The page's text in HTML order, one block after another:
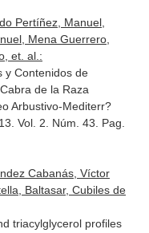
Pertíñez, Manuel,
Mena Guerrero,
et. al.:
y Contenidos de
de la Raza
Arbustivo-Mediterr?
Vol. 2. Núm. 43. Pag.
Cabanás, Víctor
Baltasar, Cubiles de
triacylglycerol profiles